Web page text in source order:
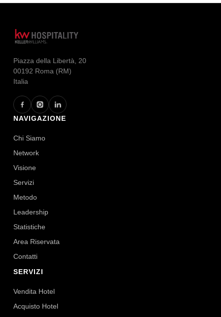
Piazza della Libertà, 20
00192 Roma (RM)
Italia
NAVIGAZIONE
Chi Siamo
Network
Visione
Servizi
Metodo
Leadership
Statistiche
Area Riservata
Contatti
SERVIZI
Vendita Hotel
Acquisto Hotel